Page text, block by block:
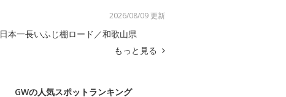
2026/08/09 更新
日本一長いふじ棚ロード／和歌山県
もっと見る
GWの人気スポットランキング